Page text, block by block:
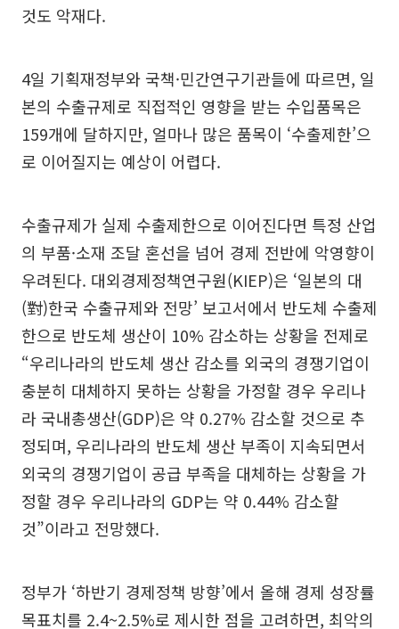
것도 악재다.
4일 기획재정부와 국책·민간연구기관들에 따르면, 일
본의 수출규제로 직접적인 영향을 받는 수입품목은
159개에 달하지만, 얼마나 많은 품목이 ‘수출제한’으
로 이어질지는 예상이 어렵다.
수출규제가 실제 수출제한으로 이어진다면 특정 산업
의 부품·소재 조달 혼선을 넘어 경제 전반에 악영향이
우려된다. 대외경제정책연구원(KIEP)은 ‘일본의 대
(對)한국 수출규제와 전망’ 보고서에서 반도체 수출제
한으로 반도체 생산이 10% 감소하는 상황을 전제로
“우리나라의 반도체 생산 감소를 외국의 경쟁기업이
충분히 대체하지 못하는 상황을 가정할 경우 우리나
라 국내총생산(GDP)은 약 0.27% 감소할 것으로 추
정되며, 우리나라의 반도체 생산 부족이 지속되면서
외국의 경쟁기업이 공급 부족을 대체하는 상황을 가
정할 경우 우리나라의 GDP는 약 0.44% 감소할
것”이라고 전망했다.
정부가 ‘하반기 경제정책 방향’에서 올해 경제 성장률
목표치를 2.4~2.5%로 제시한 점을 고려하면, 최악의